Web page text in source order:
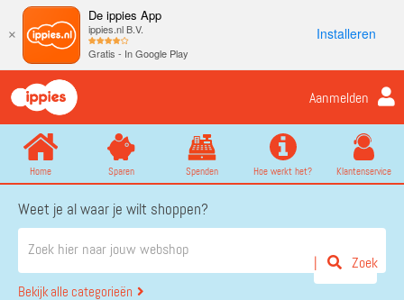
×
De ippies App
ippies.nl B.V.
Gratis - In Google Play
Installeren
Aanmelden
Home Sparen Spenden Hoe werkt het? Klantenservice
Weet je al waar je wilt shoppen?
Bekijk alle categorieën
Zoek